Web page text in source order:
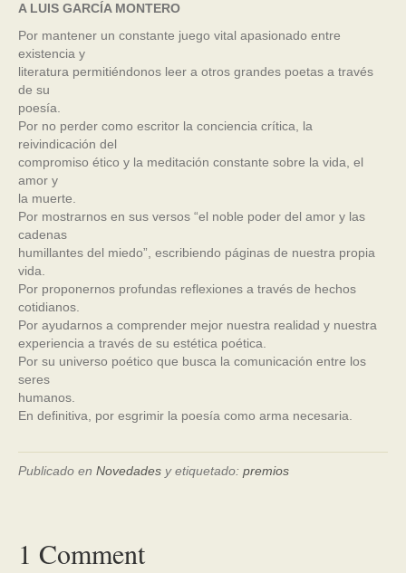
A LUIS GARCÍA MONTERO
Por mantener un constante juego vital apasionado entre
existencia y
literatura permitiéndonos leer a otros grandes poetas a través
de su
poesía.
Por no perder como escritor la conciencia crítica, la
reivindicación del
compromiso ético y la meditación constante sobre la vida, el
amor y
la muerte.
Por mostrarnos en sus versos “el noble poder del amor y las
cadenas
humillantes del miedo”, escribiendo páginas de nuestra propia
vida.
Por proponernos profundas reflexiones a través de hechos
cotidianos.
Por ayudarnos a comprender mejor nuestra realidad y nuestra
experiencia a través de su estética poética.
Por su universo poético que busca la comunicación entre los
seres
humanos.
En definitiva, por esgrimir la poesía como arma necesaria.
Publicado en Novedades y etiquetado: premios
1 Comment